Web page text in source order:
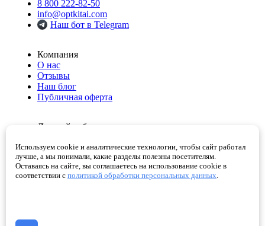
8 800 222-82-50
info@optkitai.com
Наш бот в Telegram
Компания
О нас
Отзывы
Наш блог
Публичная оферта
Личный кабинет
Избранное
Корзина
Проверенные поставщики
Написать директору
Используем cookie и аналитические технологии, чтобы сайт работал
лучше, а мы понимали, какие разделы полезны посетителям.
Оставаясь на сайте, вы соглашаетесь на использование cookie в
соответствии с политикой обработки персональных данных.